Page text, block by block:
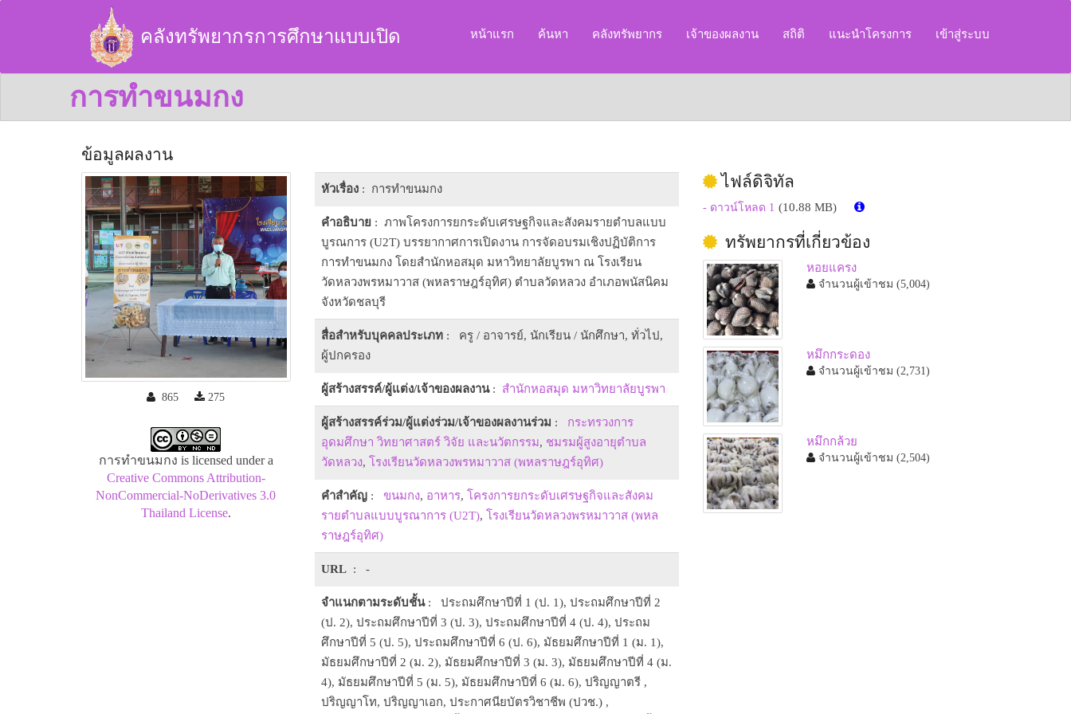
คลังทรัพยากรการศึกษาแบบเปิด หน้าแรก ค้นหา คลังทรัพยากร เจ้าของผลงาน สถิติ แนะนำโครงการ เข้าสู่ระบบ
การทำขนมกง
ข้อมูลผลงาน
865 275
การทำขนมกง is licensed under a
Creative Commons Attribution-
NonCommercial-NoDerivatives 3.0
Thailand License.
หัวเรื่อง: การทำขนมกง
คำอธิบาย: ภาพโครงการยกระดับเศรษฐกิจและสังคมรายตำบลแบบ
บูรณการ (U2T) บรรยากาศการเปิดงาน การจัดอบรมเชิงปฏิบัติการ
การทำขนมกง โดยสำนักหอสมุด มหาวิทยาลัยบูรพา ณ โรงเรียน
วัดหลวงพรหมาวาส (พหลราษฎร์อุทิศ) ตำบลวัดหลวง อำเภอพนัสนิคม
จังหวัดชลบุรี
สื่อสำหรับบุคคลประเภท: ครู / อาจารย์, นักเรียน / นักศึกษา, ทั่วไป,
ผู้ปกครอง
ผู้สร้างสรรค์/ผู้แต่ง/เจ้าของผลงาน: สำนักหอสมุด มหาวิทยาลัยบูรพา
ผู้สร้างสรรค์ร่วม/ผู้แต่งร่วม/เจ้าของผลงานร่วม : กระทรวงการ
อุดมศึกษา วิทยาศาสตร์ วิจัย และนวัตกรรม, ชมรมผู้สูงอายุตำบล
วัดหลวง, โรงเรียนวัดหลวงพรหมาวาส (พหลราษฎร์อุทิศ)
คำสำคัญ: ขนมกง, อาหาร, โครงการยกระดับเศรษฐกิจและสังคม
รายตำบลแบบบูรณาการ (U2T), โรงเรียนวัดหลวงพรหมาวาส (พหล
ราษฎร์อุทิศ)
URL: -
จำแนกตามระดับชั้น: ประถมศึกษาปีที่ 1 (ป. 1), ประถมศึกษาปีที่ 2
(ป. 2), ประถมศึกษาปีที่ 3 (ป. 3), ประถมศึกษาปีที่ 4 (ป. 4), ประถม
ศึกษาปีที่ 5 (ป. 5), ประถมศึกษาปีที่ 6 (ป. 6), มัธยมศึกษาปีที่ 1 (ม. 1),
มัธยมศึกษาปีที่ 2 (ม. 2), มัธยมศึกษาปีที่ 3 (ม. 3), มัธยมศึกษาปีที่ 4 (ม.
4), มัธยมศึกษาปีที่ 5 (ม. 5), มัธยมศึกษาปีที่ 6 (ม. 6), ปริญญาตรี ,
ปริญญาโท, ปริญญาเอก, ประกาศนียบัตรวิชาชีพ (ปวช.) ,
ไฟล์ดิจิทัล
- ดาวน์โหลด 1 (10.88 MB)
ทรัพยากรที่เกี่ยวข้อง
หอยแครง
จำนวนผู้เข้าชม (5,004)
หมึกกระดอง
จำนวนผู้เข้าชม (2,731)
หมึกกล้วย
จำนวนผู้เข้าชม (2,504)